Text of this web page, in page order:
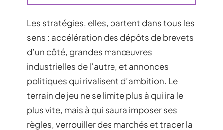
Les stratégies, elles, partent dans tous les
sens : accélération des dépôts de brevets
d’un côté, grandes manœuvres
industrielles de l’autre, et annonces
politiques qui rivalisent d’ambition. Le
terrain de jeu ne se limite plus à qui ira le
plus vite, mais à qui saura imposer ses
règles, verrouiller des marchés et tracer la